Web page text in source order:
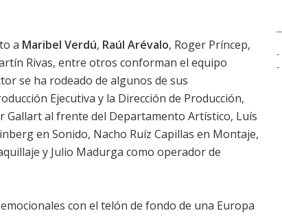
a Maribel Verdú, Raúl Arévalo, Roger Príncep,
Rivas, entre otros conforman el equipo
se ha rodeado de algunos de sus
Ejecutiva y la Dirección de Producción,
al frente del Departamento Artístico, Luís
en Sonido, Nacho Ruíz Capillas en Montaje,
y Julio Madurga como operador de
con el telón de fondo de una Europa